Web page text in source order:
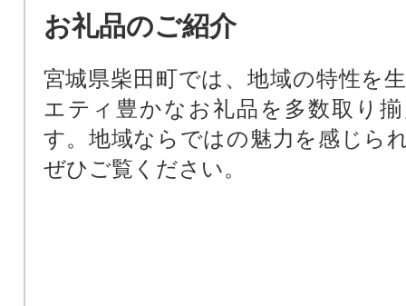
お礼品のご紹介
宮城県柴田町では、地域の特性を
エティ豊かなお礼品を多数取り
す。地域ならではの魅力を感じら
ぜひご覧ください。